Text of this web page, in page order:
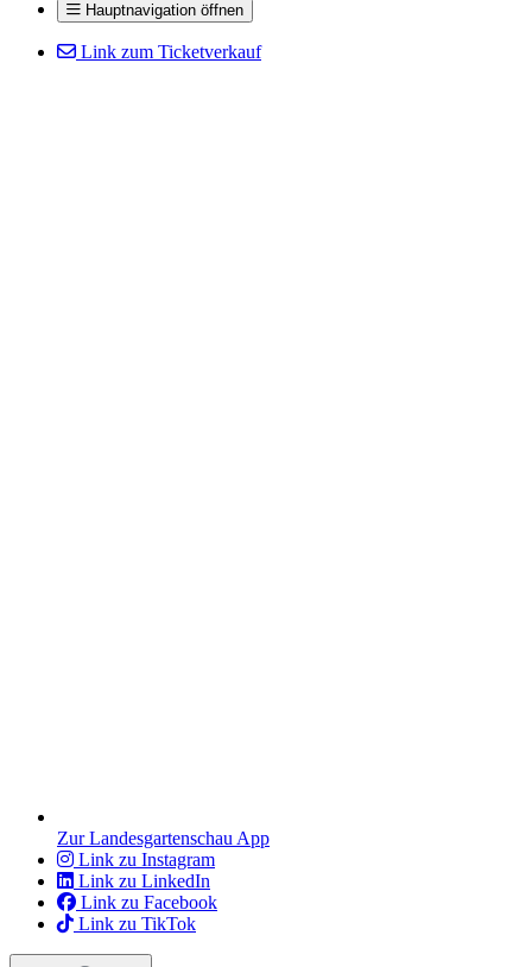
Hauptnavigation öffnen
Link zum Ticketverkauf
Zur Landesgartenschau App
Link zu Instagram
Link zu LinkedIn
Link zu Facebook
Link zu TikTok